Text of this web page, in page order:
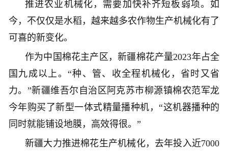
推进农业机械化，需要加快补齐短板弱项。如
今，不仅仅是水稻，越来越多农作物生产机械化有了
可喜的新变化。
作为中国棉花主产区，新疆棉花产量2023年占全
国九成以上。“种、管、收全程机械化，省时又省
力。”新疆维吾尔自治区阿克苏市柳源镇棉农范军龙
今年购买了新型一体式精量播种机，“这机器播种的
同时就能铺设地膜，高效得很。”
新疆大力推进棉花生产机械化，去年投入近7000